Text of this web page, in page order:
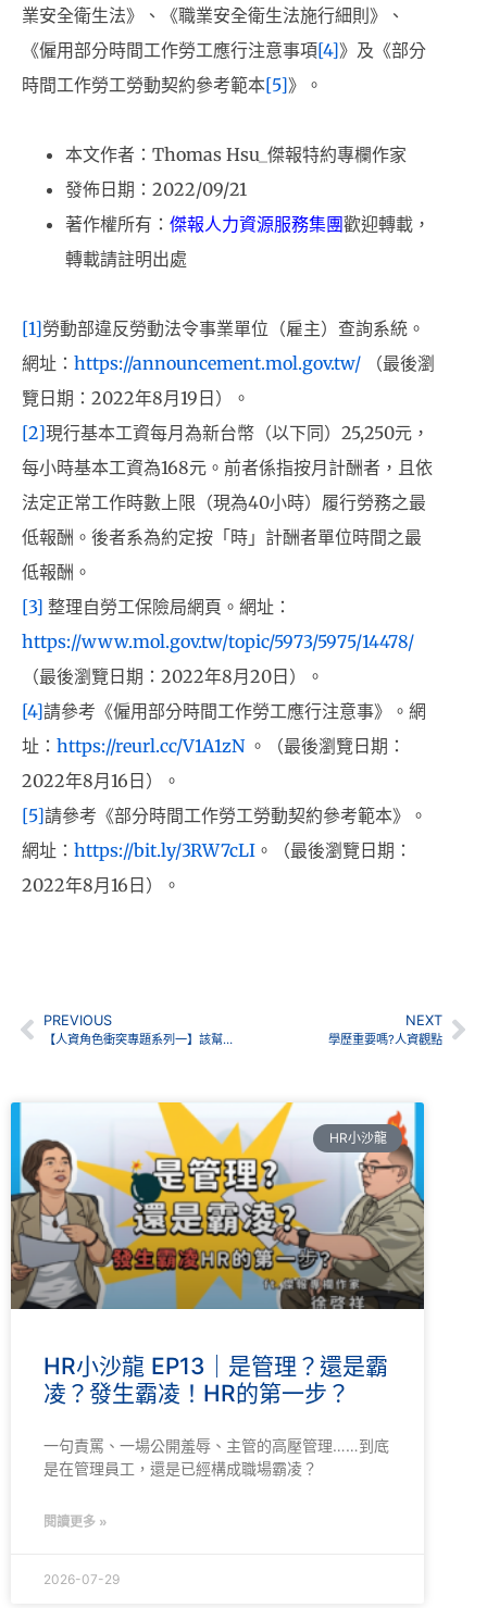
業安全衛生法》、《職業安全衛生法施行細則》、
《僱用部分時間工作勞工應行注意事項[4]》及《部分
時間工作勞工勞動契約參考範本[5]》。
本文作者：Thomas Hsu_傑報特約專欄作家
發佈日期：2022/09/21
著作權所有： 傑報人力資源服務集團歡迎轉載，
轉載請註明出處
[1]勞動部違反勞動法令事業單位（雇主）查詢系統。
網址： https://announcement.mol.gov.tw/ （最後瀏
覽日期：2022年8月19日）。
[2]現行基本工資每月為新台幣（以下同）25,250元，
每小時基本工資為168元。前者係指按月計酬者，且依
法定正常工作時數上限（現為40小時）履行勞務之最
低報酬。後者系為約定按「時」計酬者單位時間之最
低報酬。
[3] 整理自勞工保險局網頁。網址：
https://www.mol.gov.tw/topic/5973/5975/14478/
（最後瀏覽日期：2022年8月20日）。
[4]請參考《僱用部分時間工作勞工應行注意事》。網
址： https://reurl.cc/V1A1zN 。（最後瀏覽日期：
2022年8月16日）。
[5]請參考《部分時間工作勞工勞動契約參考範本》。
網址： https://bit.ly/3RW7cLI 。（最後瀏覽日期：
2022年8月16日）。
PREVIOUS
【人資角色衝突專題系列一】該幫誰呢?談人力資源部門的角色衝突
NEXT
學歷重要嗎?人資觀點
HR小沙龍
HR小沙龍 EP13｜是管理？還是霸
凌？發生霸凌！HR的第一步？
一句責罵、一場公開羞辱、主管的高壓管理……到底
是在管理員工，還是已經構成職場霸凌？
閱讀更多 »
2026-07-29